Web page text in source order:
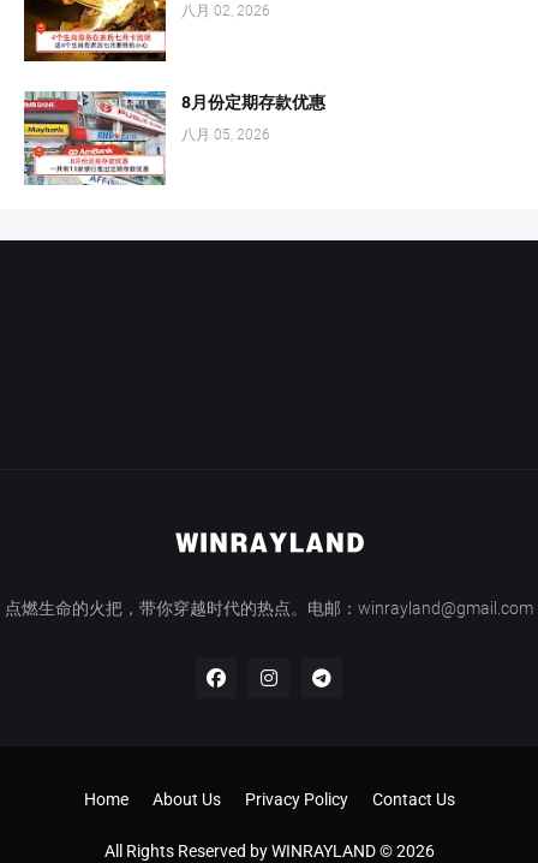
八月 02, 2026
8月份定期存款优惠
八月 05, 2026
点燃生命的火把，带你穿越时代的热点。电邮：winrayland@gmail.com
All Rights Reserved by WINRAYLAND © 2026
Home About Us Privacy Policy Contact Us